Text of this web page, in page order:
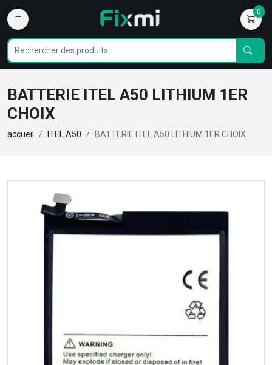
0
BATTERIE ITEL A50 LITHIUM 1ER
CHOIX
accueil ITEL A50 BATTERIE ITEL A50 LITHIUM 1ER CHOIX